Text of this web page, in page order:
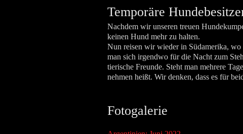
Temporäre
Nachdem wir unseren treuen
keinen Hund mehr zu halten.
Nun reisen wir wieder in Südamerika,
man sich irgendwo für die Nacht zum
tierische Freunde. Steht man mehrere
nehmen heißt. Wir denken, dass es für
Fotogalerie